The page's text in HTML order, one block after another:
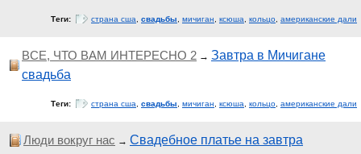
Теги: страна сша свадьбы мичиган ксюша кольцо американские дали
ВСЕ, ЧТО ВАМ ИНТЕРЕСНО 2 → Завтра в Мичигане
свадьба
Теги: страна сша свадьбы мичиган ксюша кольцо американские дали
Люди вокруг нас → Свадебное платье на завтра